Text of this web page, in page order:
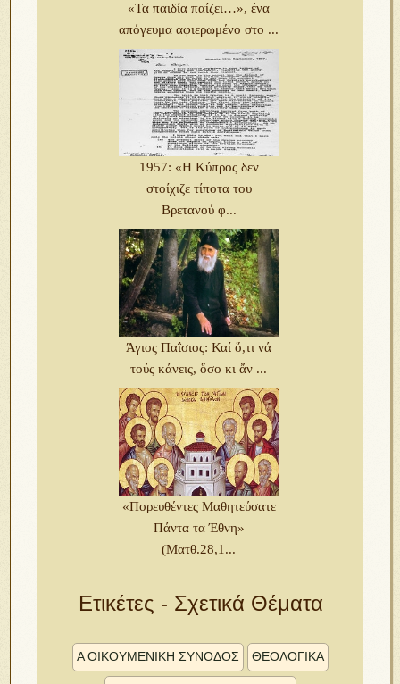
«Τα παιδία παίζει…», ένα
απόγευμα αφιερωμένο στο ...
1957: «Η Κύπρος δεν
στοίχιζε τίποτα του
Bρετανού φ...
Άγιος Παΐσιος: Καί ὅ,τι νά
τούς κάνεις, ὅσο κι ἄν ...
«Πορευθέντες Μαθητεύσατε
Πάντα τα Έθνη»
(Ματθ.28,1...
Ετικέτες - Σχετικά Θέματα
Α ΟΙΚΟΥΜΕΝΙΚΗ ΣΥΝΟΔΟΣ ΘΕΟΛΟΓΙΚΑ